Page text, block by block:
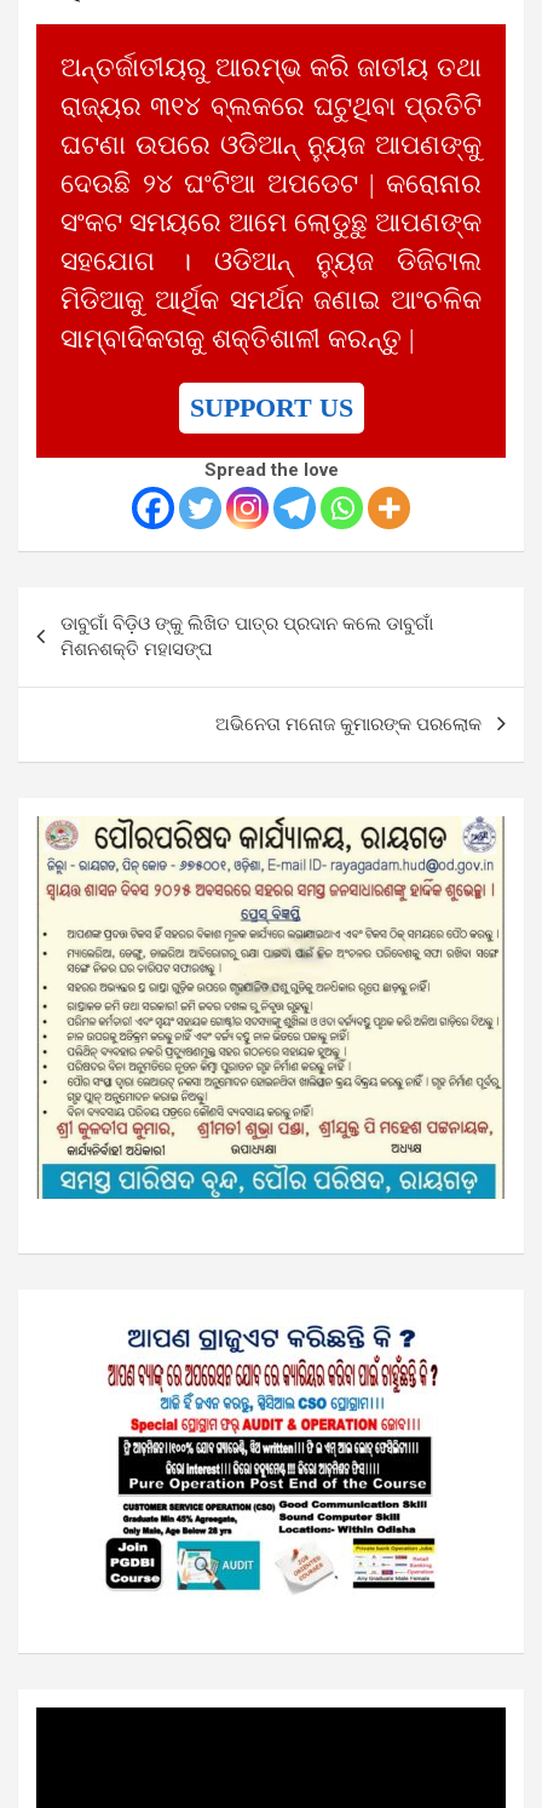
ଅନ୍ତର୍ଜାତୀୟରୁ ଆରମ୍ଭ କରି ଜାତୀୟ ତଥା
ରାଜ୍ୟର ୩୧୪ ବ୍ଲକରେ ଘଟୁଥିବା ପ୍ରତିଟି
ଘଟଣା ଉପରେ ଓଡିଆନ୍ ନ୍ୟୁଜ ଆପଣଙ୍କୁ
ଦେଉଛି ୨୪ ଘଂଟିଆ ଅପଡେଟ | କରୋନାର
ସଂକଟ ସମୟରେ ଆମେ ଲୋଡୁଛୁ ଆପଣଙ୍କ
ସହଯୋଗ । ଓଡିଆନ୍ ନ୍ୟୁଜ ଡିଜିଟାଲ
ମିଡିଆକୁ ଆର୍ଥିକ ସମର୍ଥନ ଜଣାଇ ଆଂଚଳିକ
ସାମ୍ବାଦିକତାକୁ ଶକ୍ତିଶାଳୀ କରନ୍ତୁ |
SUPPORT US
Spread the love
navigation
ଡାବୁଗାଁ ବିଡ଼ିଓ ଙ୍କୁ ଲିଖିତ ପାତ୍ର ପ୍ରଦାନ କଲେ ଡାବୁଗାଁ
ମିଶନଶକ୍ତି ମହାସଙ୍ଘ
ଅଭିନେତା ମନୋଜ କୁମାରଙ୍କ ପରଲୋକ